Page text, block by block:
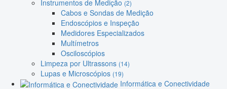
Instrumentos de Medição (2)
Cabos e Sondas de Medição
Endoscópios e Inspeção
Medidores Especializados
Multímetros
Osciloscópios
Limpeza por Ultrassons (14)
Lupas e Microscópios (19)
Informática e Conectividade